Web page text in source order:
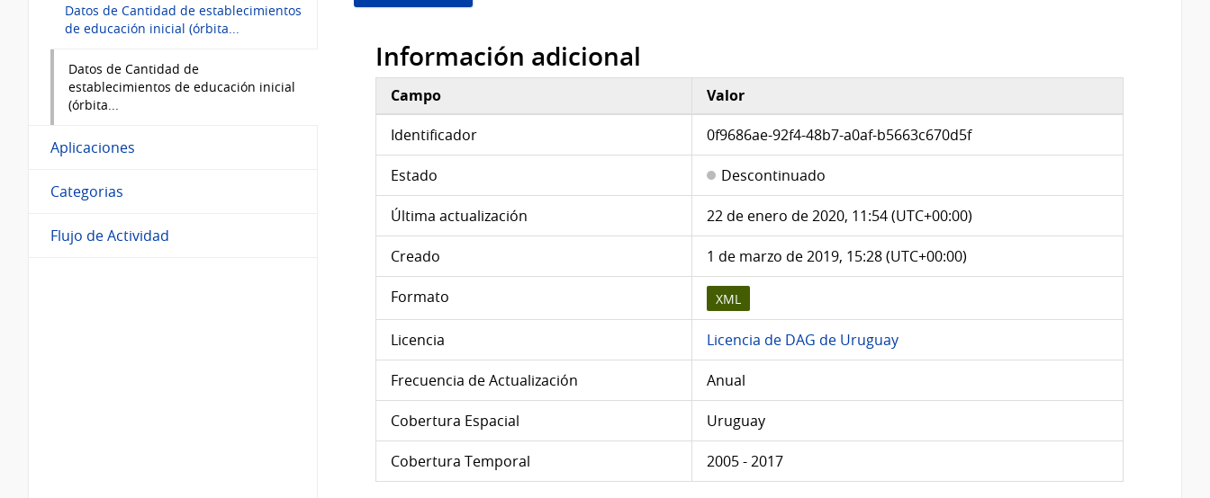
Datos de Cantidad de establecimientos
de educación inicial (órbita...
Datos de Cantidad de
establecimientos de educación inicial
(órbita...
Aplicaciones
Categorias
Flujo de Actividad
Información adicional
Campo
Valor
Identificador
0f9686ae-92f4-48b7-a0af-b5663c670d5f
Estado Descontinuado
Última actualización 22 de enero de 2020, 11:54 (UTC+00:00)
Creado 1 de marzo de 2019, 15:28 (UTC+00:00)
Formato XML
Licencia Licencia de DAG de Uruguay
Frecuencia de Actualización Anual
Cobertura Espacial Uruguay
Cobertura Temporal 2005 - 2017